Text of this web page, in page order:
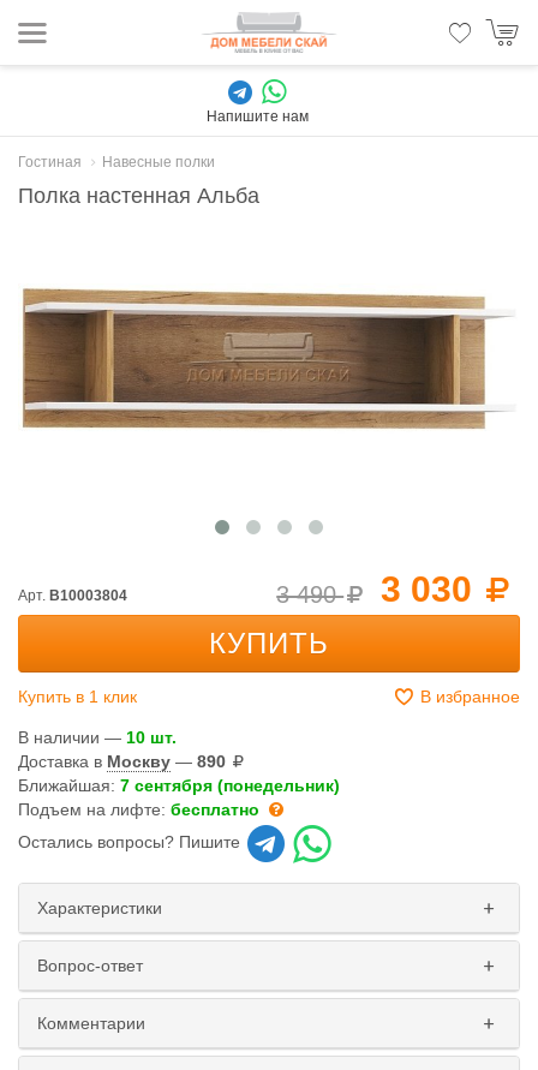
Напишите нам
Гостиная Навесные полки
Полка настенная Альба
3 030
3 490
Арт. B10003804
КУПИТЬ
Купить в 1 клик В избранное
В наличии — 10 шт.
Доставка в Москву — 890
Ближайшая: 7 сентября (понедельник)
Подъем на лифте: бесплатно
Остались вопросы? Пишите
Характеристики
Вопрос-ответ
Комментарии